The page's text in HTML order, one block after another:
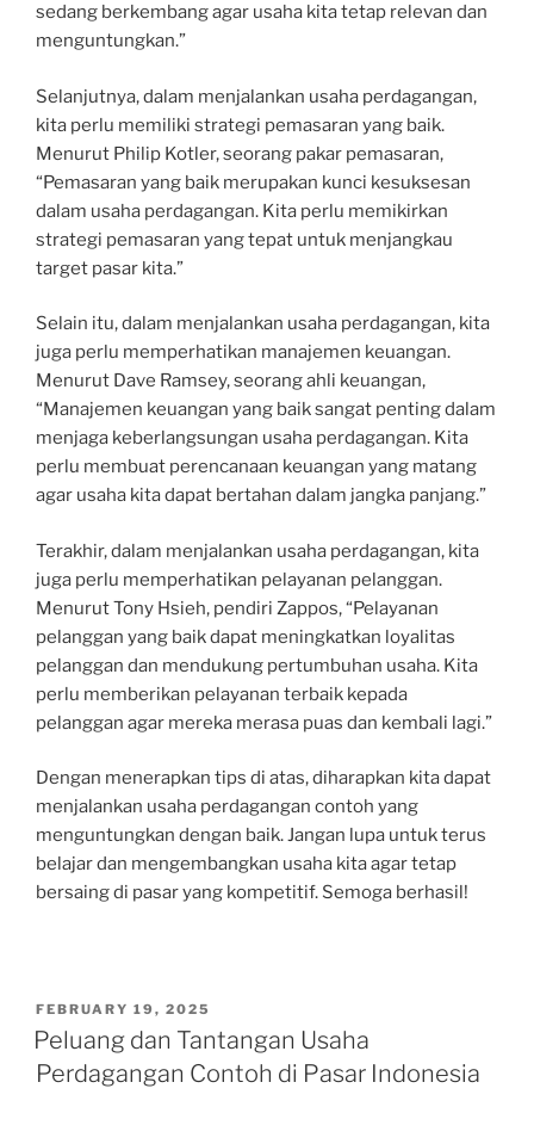
sedang berkembang agar usaha kita tetap relevan dan
menguntungkan.”
Selanjutnya, dalam menjalankan usaha perdagangan,
kita perlu memiliki strategi pemasaran yang baik.
Menurut Philip Kotler, seorang pakar pemasaran,
“Pemasaran yang baik merupakan kunci kesuksesan
dalam usaha perdagangan. Kita perlu memikirkan
strategi pemasaran yang tepat untuk menjangkau
target pasar kita.”
Selain itu, dalam menjalankan usaha perdagangan, kita
juga perlu memperhatikan manajemen keuangan.
Menurut Dave Ramsey, seorang ahli keuangan,
“Manajemen keuangan yang baik sangat penting dalam
menjaga keberlangsungan usaha perdagangan. Kita
perlu membuat perencanaan keuangan yang matang
agar usaha kita dapat bertahan dalam jangka panjang.”
Terakhir, dalam menjalankan usaha perdagangan, kita
juga perlu memperhatikan pelayanan pelanggan.
Menurut Tony Hsieh, pendiri Zappos, “Pelayanan
pelanggan yang baik dapat meningkatkan loyalitas
pelanggan dan mendukung pertumbuhan usaha. Kita
perlu memberikan pelayanan terbaik kepada
pelanggan agar mereka merasa puas dan kembali lagi.”
Dengan menerapkan tips di atas, diharapkan kita dapat
menjalankan usaha perdagangan contoh yang
menguntungkan dengan baik. Jangan lupa untuk terus
belajar dan mengembangkan usaha kita agar tetap
bersaing di pasar yang kompetitif. Semoga berhasil!
POSTED
ON
FEBRUARY 19, 2025
Peluang dan Tantangan Usaha
Perdagangan Contoh di Pasar Indonesia